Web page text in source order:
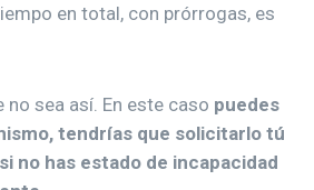
en total, con prórrogas, es
no sea así. En este caso puedes
tendrías que solicitarlo tú
no has estado de incapacidad